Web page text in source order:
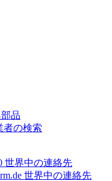
品
者の検索
世界中の連絡先
世界中の連絡先